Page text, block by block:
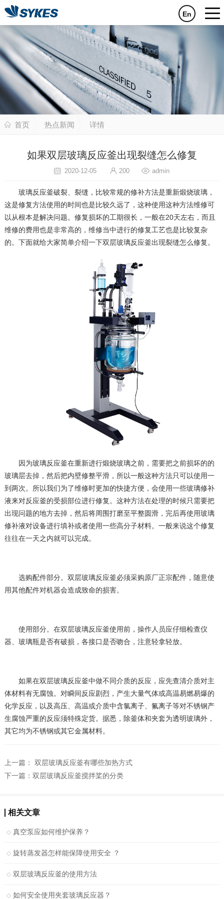
En
首页 热点新闻 详情
如果双层玻璃反应釜出现裂缝怎么修复
2020-12-05 200 admin
玻璃反应釜破裂、裂缝，比较常规的修补方法是重新煅烧玻璃，
这是修复方法使用的时间也是比较久远了，这种使用这种方法维修可
以从根本是解决问题。修复损坏的工期很长，一般在20天左右，而且
维修的费用也是非常高的，维修当中进行的修复工艺也是比较复杂
的。下面就给大家简单介绍一下双层玻璃反应釜出现裂缝怎么修复。
因为玻璃反应釜在重新进行煅烧玻璃之前，需要把之前损坏的的
玻璃层去掉，然后把内壁修整平滑，所以一般这种方法只可以使用一
到两次。所以我们为了维修时更加的快捷方便，会使用一些玻璃修补
液来对反应釜的受损部位进行修复。这种方法在处理的时候只需要把
出现问题的地方去掉，然后将周围打磨至平整圆滑，完后再使用玻璃
修补液对设备进行填补或者使用一些高分子材料。一般来说这个修复
往往在一天之内就可以完成。
选购配件部分。双层玻璃反应釜必须采购原厂正宗配件，随意使
用其他配件对机器会造成致命的损害。
使用部分。在双层玻璃反应釜使用前，操作人员应仔细检查仪
器、玻璃瓶是否有破损，各接口是否吻合，注意轻拿轻放。
如果在双层玻璃反应釜中做不同介质的反应，应先查清介质对主
体材料有无腐蚀。对瞬间反应剧烈，产生大量气体或高温易燃易爆的
化学反应，以及高压、高温或介质中含氯离子、氟离子等对不锈钢产
生腐蚀严重的反应须特殊定货。据悉，除釜体和夹套为透明玻璃外，
其它均为不锈钢或其它金属材料。
上一篇：
双层玻璃反应釜有哪些加热方式
下一篇： 双层玻璃反应釜搅拌桨的分类
相关文章
真空泵应如何维护保养？
旋转蒸发器怎样能保障使用安全 ？
双层玻璃反应釜的使用方法
如何安全使用夹套玻璃反应器？